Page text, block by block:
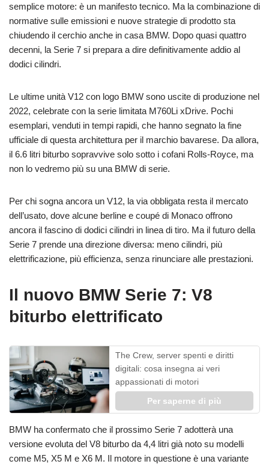
semplice motore: è un manifesto tecnico. Ma la combinazione di
normative sulle emissioni e nuove strategie di prodotto sta
chiudendo il cerchio anche in casa BMW. Dopo quasi quattro
decenni, la Serie 7 si prepara a dire definitivamente addio al
dodici cilindri.
Le ultime unità V12 con logo BMW sono uscite di produzione nel
2022, celebrate con la serie limitata M760Li xDrive. Pochi
esemplari, venduti in tempi rapidi, che hanno segnato la fine
ufficiale di questa architettura per il marchio bavarese. Da allora,
il 6.6 litri biturbo sopravvive solo sotto i cofani Rolls-Royce, ma
non lo vedremo più su una BMW di serie.
Per chi sogna ancora un V12, la via obbligata resta il mercato
dell’usato, dove alcune berline e coupé di Monaco offrono
ancora il fascino di dodici cilindri in linea di tiro. Ma il futuro della
Serie 7 prende una direzione diversa: meno cilindri, più
elettrificazione, più efficienza, senza rinunciare alle prestazioni.
Il nuovo BMW Serie 7: V8
biturbo elettrificato
The Crew, server spenti e diritti
digitali: cosa insegna ai veri
appassionati di motori
Per saperne di più
BMW ha confermato che il prossimo Serie 7 adotterà una
versione evoluta del V8 biturbo da 4,4 litri già noto su modelli
come M5, X5 M e X6 M. Il motore in questione è una variante